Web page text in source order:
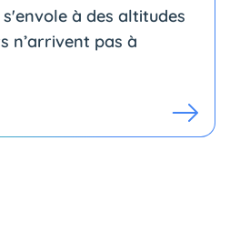
à des altitudes
n’arrivent pas à